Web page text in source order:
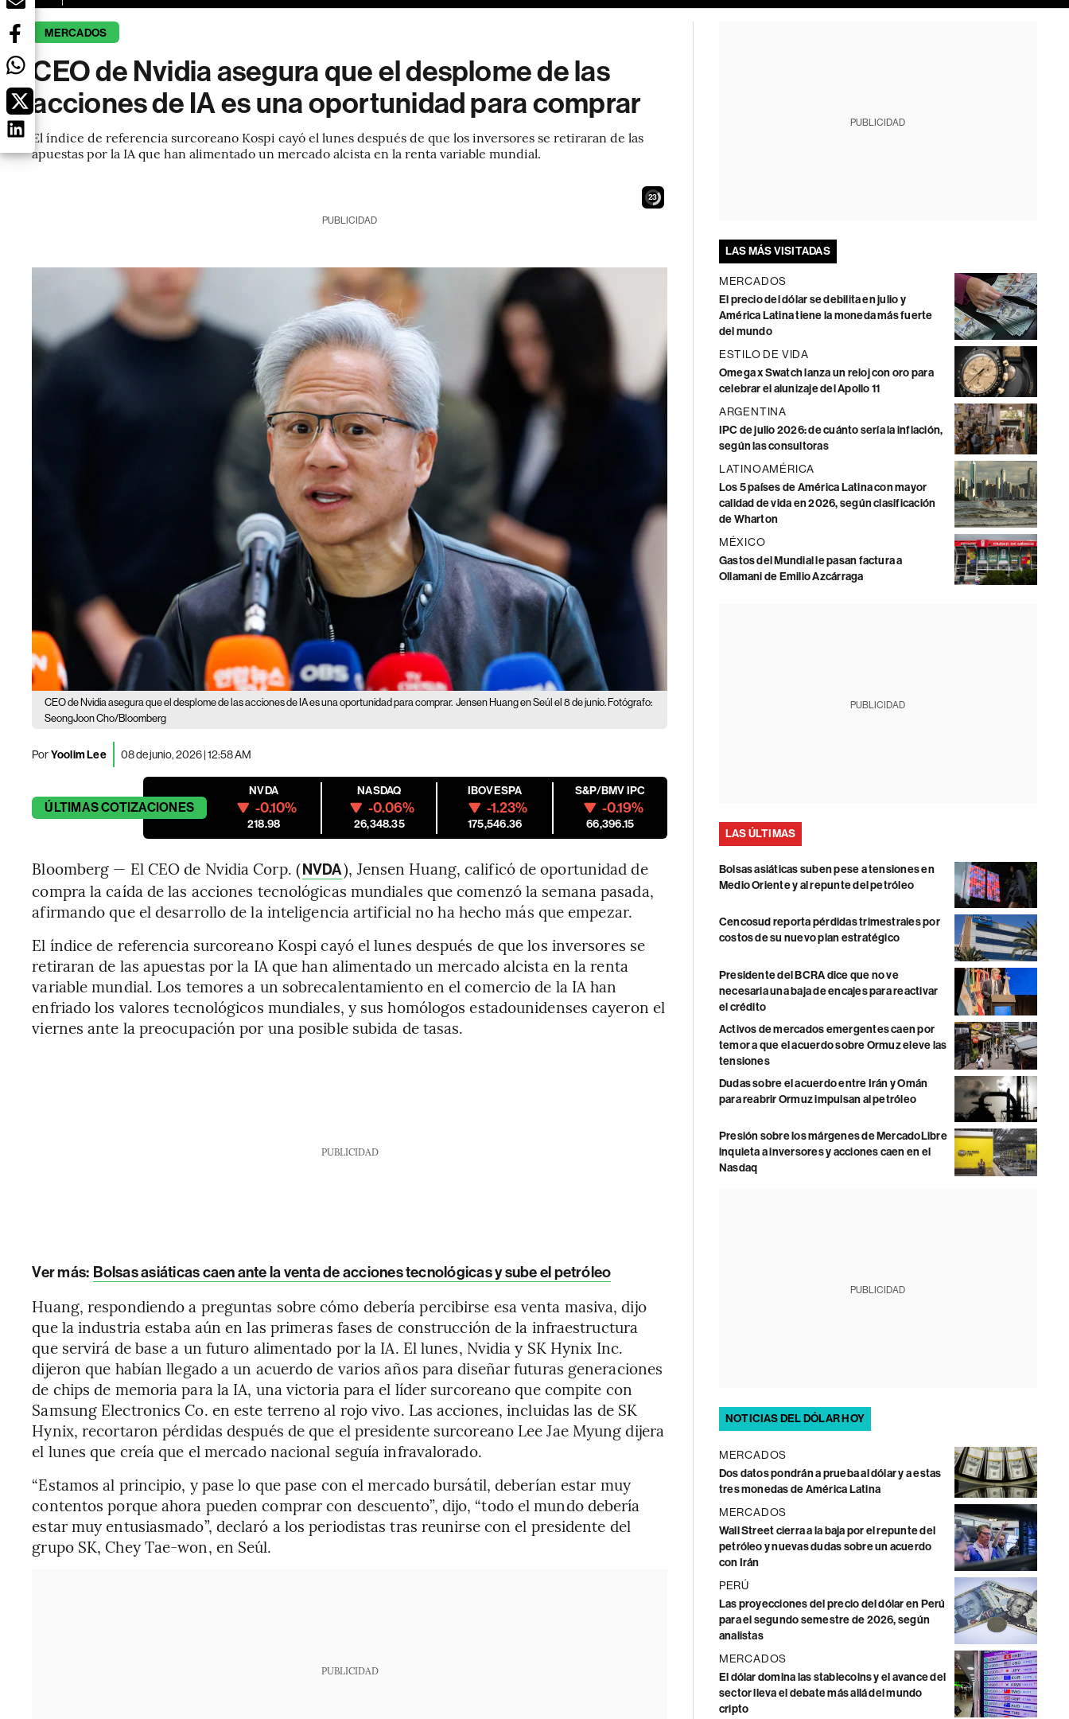
MERCADOS
CEO de Nvidia asegura que el desplome de las
acciones de IA es una oportunidad para comprar
El índice de referencia surcoreano Kospi cayó el lunes después de que los inversores se retiraran de las
apuestas por la IA que han alimentado un mercado alcista en la renta variable mundial.
21
PUBLICIDAD
CEO de Nvidia asegura que el desplome de las acciones de IA es una oportunidad para comprar. Jensen Huang en Seúl el 8 de junio. Fotógrafo:
SeongJoon Cho/Bloomberg
PorYoolim Lee 08 de junio, 2026 | 12:58 AM
ÚLTIMASCOTIZACIONES
NVDA
-0.10%
218.98
NASDAQ
-0.06%
26,348.35
IBOVESPA
-1.23%
175,546.36
S&P/BMV IPC
-0.19%
66,396.15
Bloomberg — El CEO de Nvidia Corp. (NVDA), Jensen Huang, calificó de oportunidad de
compra la caída de las acciones tecnológicas mundiales que comenzó la semana pasada,
afirmando que el desarrollo de la inteligencia artificial no ha hecho más que empezar.
El índice de referencia surcoreano Kospi cayó el lunes después de que los inversores se
retiraran de las apuestas por la IA que han alimentado un mercado alcista en la renta
variable mundial. Los temores a un sobrecalentamiento en el comercio de la IA han
enfriado los valores tecnológicos mundiales, y sus homólogos estadounidenses cayeron el
viernes ante la preocupación por una posible subida de tasas.
PUBLICIDAD
Ver más: Bolsas asiáticas caen ante la venta de acciones tecnológicas y sube el petróleo
Huang, respondiendo a preguntas sobre cómo debería percibirse esa venta masiva, dijo
que la industria estaba aún en las primeras fases de construcción de la infraestructura
que servirá de base a un futuro alimentado por la IA. El lunes, Nvidia y SK Hynix Inc.
dijeron que habían llegado a un acuerdo de varios años para diseñar futuras generaciones
de chips de memoria para la IA, una victoria para el líder surcoreano que compite con
Samsung Electronics Co. en este terreno al rojo vivo. Las acciones, incluidas las de SK
Hynix, recortaron pérdidas después de que el presidente surcoreano Lee Jae Myung dijera
el lunes que creía que el mercado nacional seguía infravalorado.
“Estamos al principio, y pase lo que pase con el mercado bursátil, deberían estar muy
contentos porque ahora pueden comprar con descuento”, dijo, “todo el mundo debería
estar muy entusiasmado”, declaró a los periodistas tras reunirse con el presidente del
grupo SK, Chey Tae-won, en Seúl.
PUBLICIDAD
PUBLICIDAD
LAS MÁS VISITADAS
MERCADOS
El precio del dólar se debilita en julio y
América Latina tiene la moneda más fuerte
del mundo
ESTILO DE VIDA
Omega x Swatch lanza un reloj con oro para
celebrar el alunizaje del Apollo 11
ARGENTINA
IPC de julio 2026: de cuánto sería la inflación,
según las consultoras
LATINOAMÉRICA
Los 5 países de América Latina con mayor
calidad de vida en 2026, según clasificación
de Wharton
MÉXICO
Gastos del Mundial le pasan factura a
Ollamani de Emilio Azcárraga
PUBLICIDAD
LAS ÚLTIMAS
Bolsas asiáticas suben pese a tensiones en
Medio Oriente y al repunte del petróleo
Cencosud reporta pérdidas trimestrales por
costos de su nuevo plan estratégico
Presidente del BCRA dice que no ve
necesaria una baja de encajes para reactivar
el crédito
Activos de mercados emergentes caen por
temor a que el acuerdo sobre Ormuz eleve las
tensiones
Dudas sobre el acuerdo entre Irán y Omán
para reabrir Ormuz impulsan al petróleo
Presión sobre los márgenes de MercadoLibre
inquieta a inversores y acciones caen en el
Nasdaq
PUBLICIDAD
NOTICIAS DEL DÓLAR HOY
MERCADOS
Dos datos pondrán a prueba al dólar y a estas
tres monedas de América Latina
MERCADOS
Wall Street cierra a la baja por el repunte del
petróleo y nuevas dudas sobre un acuerdo
con Irán
PERÚ
Las proyecciones del precio del dólar en Perú
para el segundo semestre de 2026, según
analistas
MERCADOS
El dólar domina las stablecoins y el avance del
sector lleva el debate más allá del mundo
cripto